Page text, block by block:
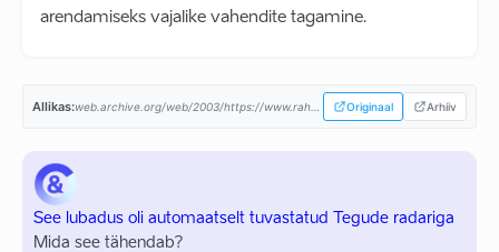
arendamiseks vajalike vahendite tagamine.
Allikas: Originaal Arhiiv
See lubadus oli automaatselt tuvastatud Tegude radariga
Mida see tähendab?